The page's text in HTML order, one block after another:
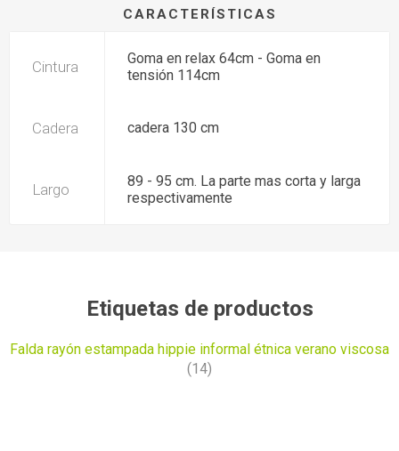
CARACTERÍSTICAS
Cintura
Goma en relax 64cm - Goma en
tensión 114cm
Cadera cadera 130 cm
Largo
89 - 95 cm. La parte mas corta y larga
respectivamente
Etiquetas de productos
Falda rayón estampada hippie informal étnica verano viscosa
(14)